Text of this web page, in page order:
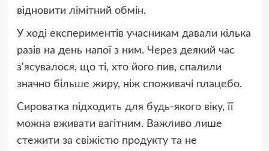
відновити лімітний обмін.
У ході експериментів учасникам давали кілька
разів на день напої з ним. Через деякий час
з'ясувалося, що ті, хто його пив, спалили
значно більше жиру, ніж споживачі плацебо.
Сироватка підходить для будь-якого віку, її
можна вживати вагітним. Важливо лише
стежити за свіжістю продукту та не